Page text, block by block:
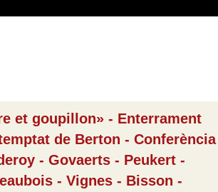
et goupillon» - Enterrament
de Berton - Conferència
- Govaerts - Peukert -
- Vignes - Bisson -